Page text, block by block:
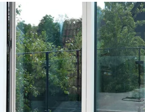
VOUS POUR